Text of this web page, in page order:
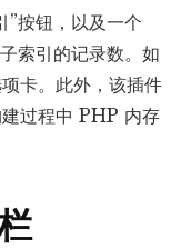
”按钮，以及一个
索引的记录数。如
卡。此外，该插件
过程中 PHP 内存